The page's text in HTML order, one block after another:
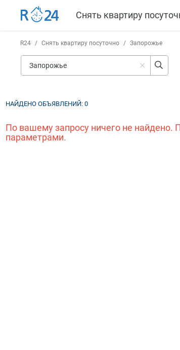
R24 / Снять квартиру посуточно / Запорожье
НАЙДЕНО ОБЪЯВЛЕНИЙ: 0
По вашему запросу ничего не найдено.
параметрами.